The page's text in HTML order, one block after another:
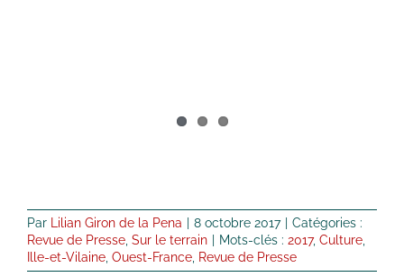
Par Lilian Giron de la Pena 8 octobre 2017
Catégories :
Revue de Presse, Sur le terrain Mots-clés : 2017, Culture,
Ille-et-Vilaine, Ouest-France, Revue de Presse